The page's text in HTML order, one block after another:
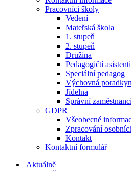
Pracovníci školy
Vedení
Mateřská škola
1. stupeň
2. stupeň
Družina
Pedagogičtí asistenti
Speciální pedagog
Výchovná
Jídelna
Správní zaměstnanci
GDPR
Všeobecné
Zpracování
Kontakt
Kontaktní formulář
Aktuálně